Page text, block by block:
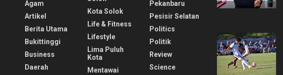
Agam
Artikel
Berita Utama
Bukittinggi
Business
Daerah
Kota Solok
Life & Fitness
Lifestyle
Lima Puluh
Kota
Mentawai
Pekanbaru
Pesisir Selatan
Politics
Politik
Review
Science